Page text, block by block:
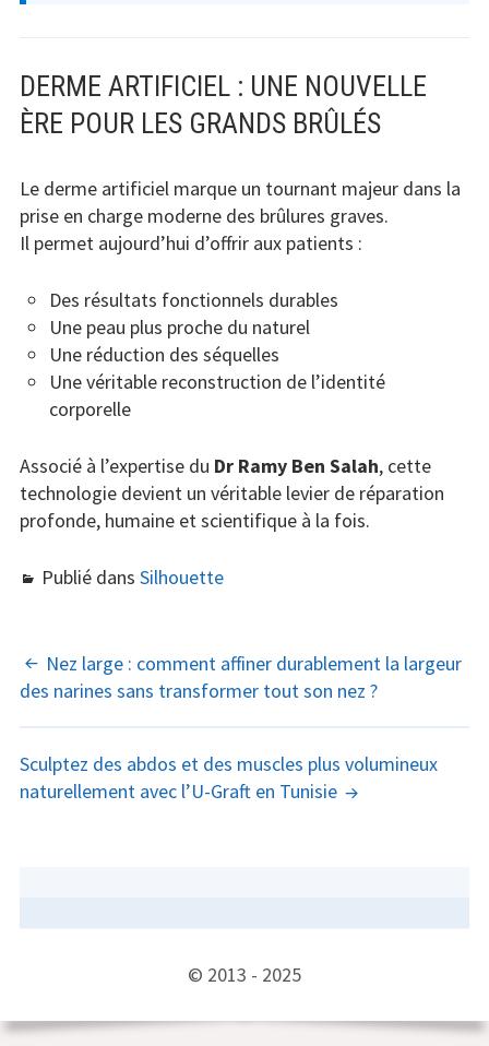
DERME ARTIFICIEL : UNE NOUVELLE
ÈRE POUR LES GRANDS BRÛLÉS
Le derme artificiel marque un tournant majeur dans la
prise en charge moderne des brûlures graves.
Il permet aujourd’hui d’offrir aux patients :
Des résultats fonctionnels durables
Une peau plus proche du naturel
Une réduction des séquelles
Une véritable reconstruction de l’identité
corporelle
Associé à l’expertise du Dr Ramy Ben Salah, cette
technologie devient un véritable levier de réparation
profonde, humaine et scientifique à la fois.
Publié dans Silhouette
NAVIGATION
DES
Nez large : comment affiner durablement la largeur
des narines sans transformer tout son nez ?
Sculptez des abdos et des muscles plus volumineux
naturellement avec l’U-Graft en Tunisie
LATÉRALE
DU
© 2013 - 2025